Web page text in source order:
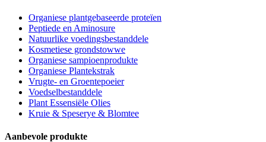
Organiese plantgebaseerde proteïen
Peptiede en Aminosure
Natuurlike voedingsbestanddele
Kosmetiese grondstowwe
Organiese sampioenprodukte
Organiese Plantekstrak
Vrugte- en Groentepoeier
Voedselbestanddele
Plant Essensiële Olies
Kruie & Speserye & Blomtee
Aanbevole produkte